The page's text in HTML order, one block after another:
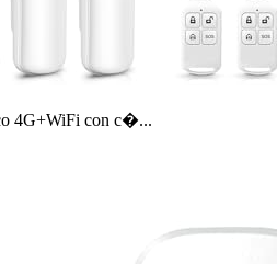
4G+WiFi con c�...